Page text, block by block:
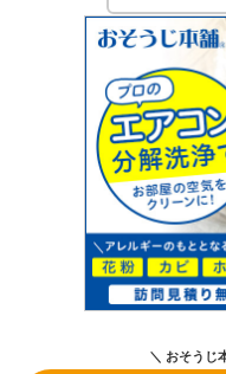
＼ おそうじ